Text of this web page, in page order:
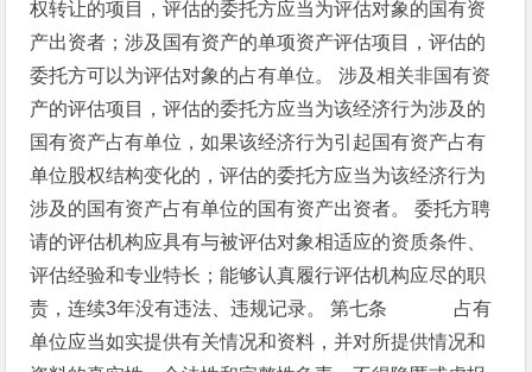
权转让的项目，评估的委托方应当为评估对象的国有资
产出资者；涉及国有资产的单项资产评估项目，评估的
委托方可以为评估对象的占有单位。
涉及相关非国有资
产的评估项目，评估的委托方应当为该经济行为涉及的
国有资产占有单位，如果该经济行为引起国有资产占有
单位股权结构变化的，评估的委托方应当为该经济行为
涉及的国有资产占有单位的国有资产出资者。
委托方聘
请的评估机构应具有与被评估对象相适应的资质条件、
评估经验和专业特长；能够认真履行评估机构应尽的职
责，连续3年没有违法、违规记录。
第七条 占有
单位应当如实提供有关情况和资料，并对所提供情况和